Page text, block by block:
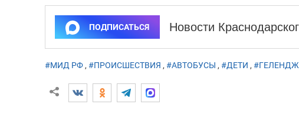
ПОДПИСАТЬСЯ Новости
#МИД РФ, #ПРОИСШЕСТВИЯ , #АВТОБУСЫ , #ДЕТИ ,